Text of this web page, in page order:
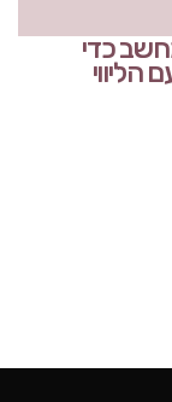
כדי